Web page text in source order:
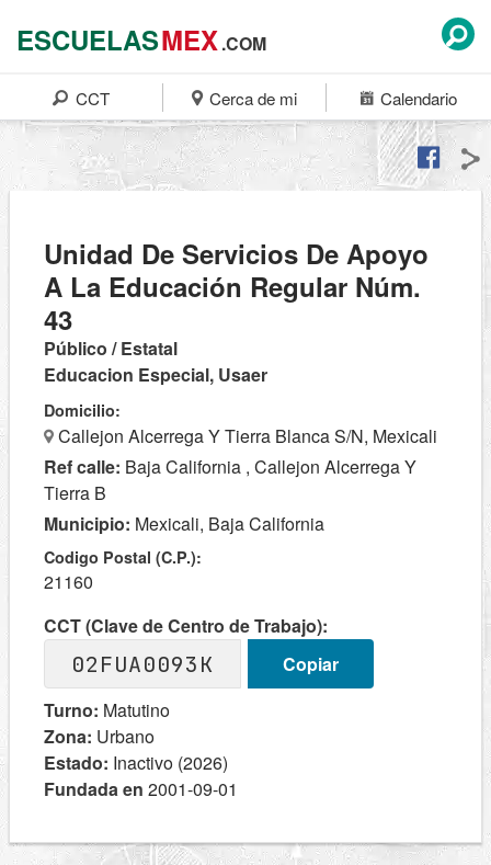
ESCUELASMEX.COM
CCT Cerca de mi Calendario
Unidad De Servicios De Apoyo
A La Educación Regular Núm.
43
Público / Estatal
Educacion Especial, Usaer
Domicilio:
Callejon Alcerrega Y Tierra Blanca S/N, Mexicali
Ref calle: Baja California , Callejon Alcerrega Y
Tierra B
Municipio: Mexicali, Baja California
Codigo Postal (C.P.):
21160
CCT (Clave de Centro de Trabajo):
02FUA0093K
Copiar
Turno: Matutino
Zona: Urbano
Estado: Inactivo (2026)
Fundada en 2001-09-01